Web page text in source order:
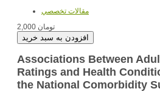
مقالات تخصصي
2,000 تومان
Associations Between
Ratings and Health
the National Comorbidity